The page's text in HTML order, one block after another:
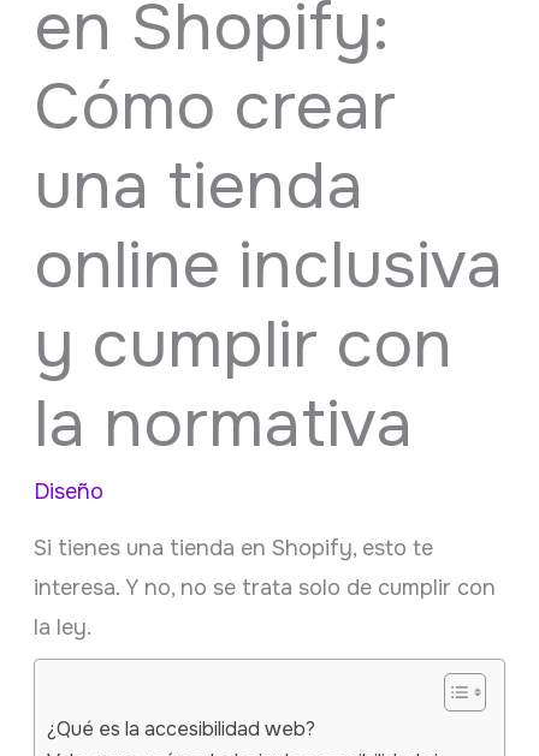
en Shopify:
Cómo crear
una tienda
online inclusiva
y cumplir con
la normativa
Diseño
Si tienes una tienda en Shopify, esto te
interesa. Y no, no se trata solo de cumplir con
la ley.
¿Qué es la accesibilidad web?